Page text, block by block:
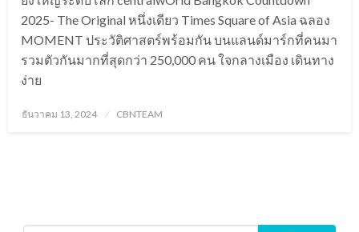
2025- The Original หนึ่งเดียว Times Square of Asia ฉลอง
MOMENT ประวัติศาสตร์พร้อมกัน บนแลนด์มาร์กที่คนมา
รวมตัวกันมากที่สุดกว่า 250,000 คน ใจกลางเมือง เดินทาง
ง่าย
Posted
ธันวาคม 13, 2024 CBNTEAM